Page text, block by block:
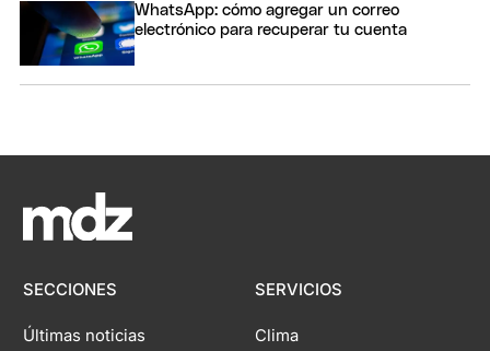
WhatsApp: cómo agregar un correo
electrónico para recuperar tu cuenta
SECCIONES
Últimas noticias
SERVICIOS
Clima